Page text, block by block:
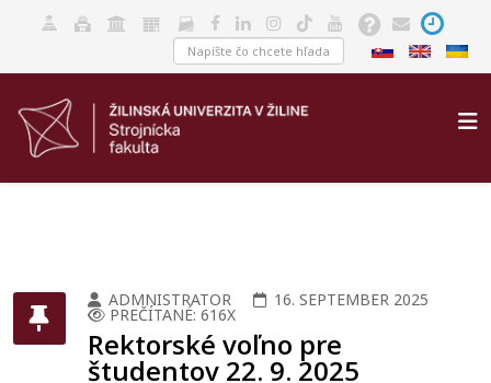
ADMNISTRATOR 16. SEPTEMBER 2025
PREČÍTANÉ: 616X
Rektorské voľno pre
študentov 22. 9. 2025